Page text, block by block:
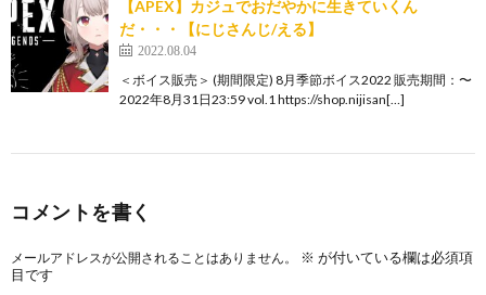
【APEX】カジュでおだやかに生きていくん
だ・・・【にじさんじ/える】
2022.08.04
＜ボイス販売＞ (期間限定) 8月季節ボイス2022 販売期間：〜
2022年8月31日23:59 vol.1 https://shop.nijisan[…]
コメントを書く
メールアドレスが公開されることはありません。 ※ が付いている欄は必須項
目です